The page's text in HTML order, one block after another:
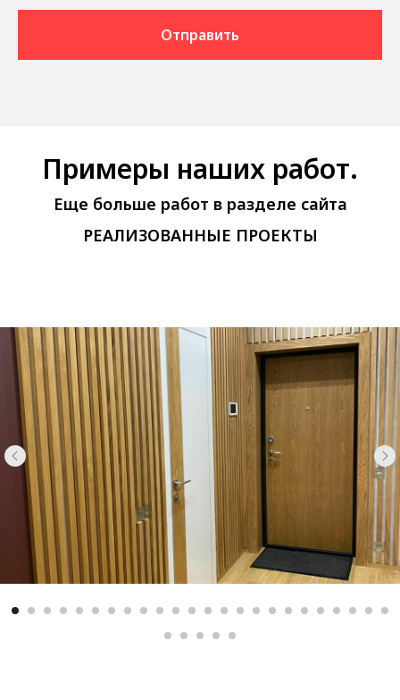
Отправить
Примеры наших работ.
Еще больше работ в разделе сайта
РЕАЛИЗОВАННЫЕ ПРОЕКТЫ